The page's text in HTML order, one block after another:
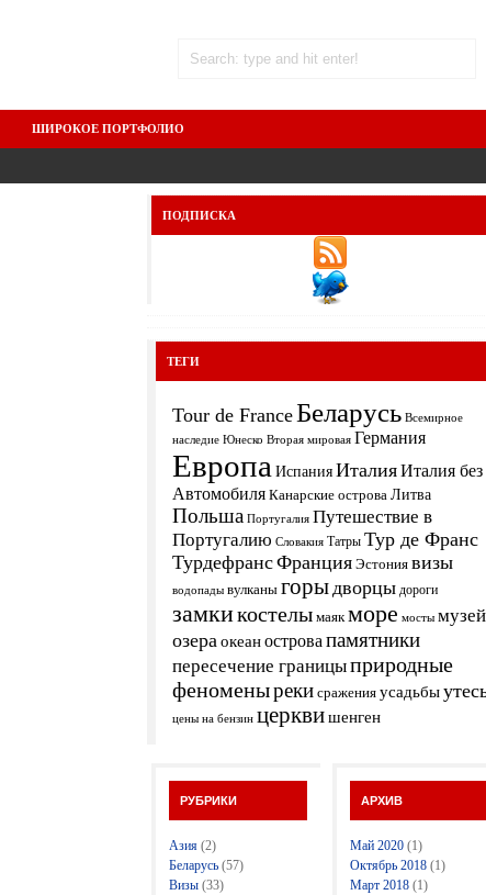
ШИРОКОЕ ПОРТФОЛИО
ПОДПИСКА
ТЕГИ
Tour de France Беларусь Всемирное
наследие Юнеско Вторая мировая Германия
Европа ИспанияИталияИталия без
Автомобиля Канарские острова Литва
Польша Португалия Путешествие в
Португалию Словакия Татры Тур де Франс
ТурдефрансФранция Эстония визы
водопады вулканы горыдворцы дороги
замкикостелы маяк море мосты музей
озераокеанострова памятники
пересечение границыприродные
феноменыреки сражения усадьбы
цены на бензин церквишенген
РУБРИКИ
Азия (2)
Беларусь (57)
Визы (33)
АРХИВ
Май 2020 (1)
Октябрь 2018 (1)
Март 2018 (1)